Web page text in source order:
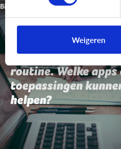
Weigeren
Bijzonder digitaal
Mijn kind heeft
met planning,
organisatie of
routine. Welke apps
toepassingen
helpen?